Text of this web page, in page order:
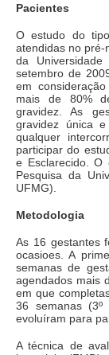
Pacientes
O estudo do
atendidas no pré-
da
setembro de
em
mais de 80%
gravidez. As
gravidez única
qualquer
participar do
e Esclarecido. O
Pesquisa da
UFMG).
Metodologia
As 16 gestantes
ocasioes. A
semanas de
agendados mais
em que
36 semanas (3º
evoluíram para
A técnica de